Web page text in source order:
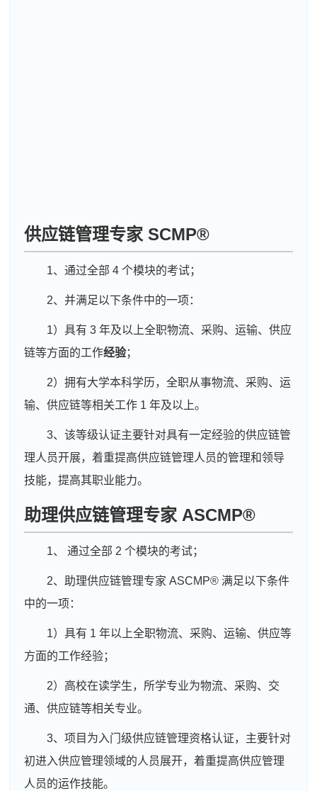
供应链管理专家 SCMP®
1、通过全部 4 个模块的考试；
2、并满足以下条件中的一项：
1）具有 3 年及以上全职物流、采购、运输、供应
链等方面的工作经验；
2）拥有大学本科学历，全职从事物流、采购、运
输、供应链等相关工作 1 年及以上。
3、该等级认证主要针对具有一定经验的供应链管
理人员开展，着重提高供应链管理人员的管理和领导
技能，提高其职业能力。
助理供应链管理专家 ASCMP®
1、 通过全部 2 个模块的考试；
2、助理供应链管理专家 ASCMP® 满足以下条件
中的一项：
1）具有 1 年以上全职物流、采购、运输、供应等
方面的工作经验；
2）高校在读学生，所学专业为物流、采购、交
通、供应链等相关专业。
3、项目为入门级供应链管理资格认证，主要针对
初进入供应管理领域的人员展开，着重提高供应管理
人员的运作技能。